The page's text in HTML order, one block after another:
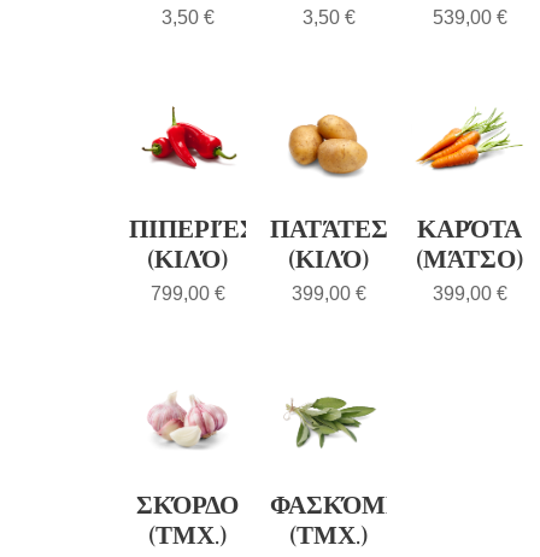
3,50€ 3,50€ 539,00€
ΠΙΠΕΡΙΈΣ
(ΚΙΛΌ)
799,00€
ΠΑΤΆΤΕΣ
(ΚΙΛΌ)
399,00€
ΚΑΡΌΤΑ
(ΜΆΤΣΟ)
399,00€
ΣΚΌΡΔΟ
(ΤΜΧ.)
ΦΑΣΚΌΜΗΛΟ
(ΤΜΧ.)